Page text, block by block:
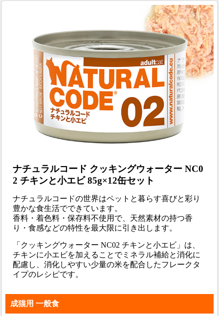
ナチュラルコード クッキングウォーター NC0
2 チキンと小エビ 85g×12缶セット
ナチュラルコードの世界はペットと暮らす喜びと彩り
豊かな食生活でできています。
香料・着色料・保存料不使用で、天然素材の持つ香
り・食感などの特性を最大限に引き出します。
「クッキングウォーター NC02 チキンと小エビ」は、
チキンに小エビを加えることでミネラル補給と消化に
配慮し、消化しやすい少量の米を配合したフレークタ
イプのレシピです。
成猫用 一般食